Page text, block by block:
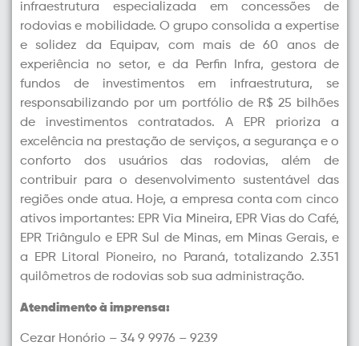
infraestrutura especializada em concessões de
rodovias e mobilidade. O grupo consolida a expertise
e solidez da Equipav, com mais de 60 anos de
experiência no setor, e da Perfin Infra, gestora de
fundos de investimentos em infraestrutura, se
responsabilizando por um portfólio de R$ 25 bilhões
de investimentos contratados. A EPR prioriza a
excelência na prestação de serviços, a segurança e o
conforto dos usuários das rodovias, além de
contribuir para o desenvolvimento sustentável das
regiões onde atua. Hoje, a empresa conta com cinco
ativos importantes: EPR Via Mineira, EPR Vias do Café,
EPR Triângulo e EPR Sul de Minas, em Minas Gerais, e
a EPR Litoral Pioneiro, no Paraná, totalizando 2.351
quilômetros de rodovias sob sua administração.
Atendimento à imprensa:
Cezar Honório – 34 9 9976 – 9239